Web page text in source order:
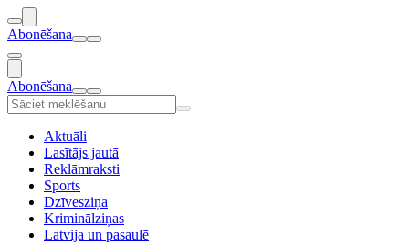
Abonēšana
Abonēšana
Aktuāli
Lasītājs jautā
Reklāmraksti
Sports
Dzīvesziņa
Kriminālziņas
Latvija un pasaulē